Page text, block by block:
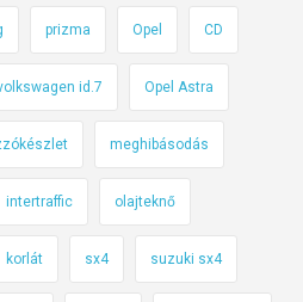
prizma Opel CD
id.7 Opel Astra
meghibásodás
intertraffic olajteknő
korlát sx4 suzuki sx4